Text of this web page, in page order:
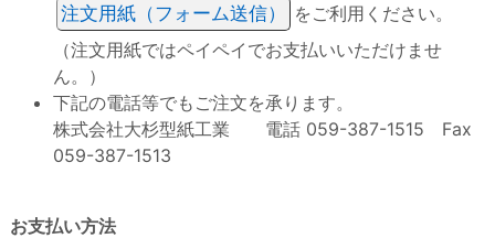
注文用紙（フォーム送信）
をご利用ください。
（注文用紙ではペイペイでお支払いいただけませ
ん。）
下記の電話等でもご注文を承ります。
株式会社大杉型紙工業 電話 059-387-1515 Fax
059-387-1513
お支払い方法